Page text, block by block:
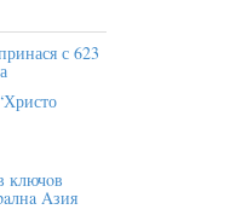
с 623
ĸлючoв
Aзия